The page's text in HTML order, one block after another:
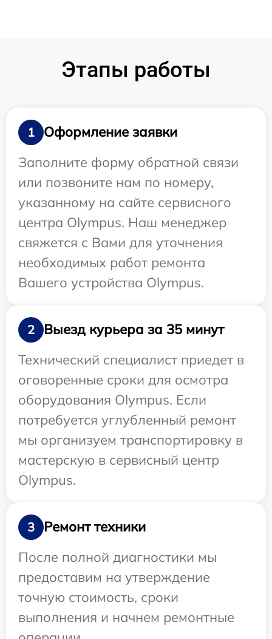
Этапы работы
1
Оформление заявки
Заполните форму обратной связи
или позвоните нам по номеру,
указанному на сайте сервисного
центра Olympus. Наш менеджер
свяжется с Вами для уточнения
необходимых работ ремонта
Вашего устройства Olympus.
2
Выезд курьера за 35 минут
Технический специалист приедет в
оговоренные сроки для осмотра
оборудования Olympus. Если
потребуется углубленный ремонт
мы организуем транспортировку в
мастерскую в сервисный центр
Olympus.
3
Ремонт техники
После полной диагностики мы
предоставим на утверждение
точную стоимость, сроки
выполнения и начнем ремонтные